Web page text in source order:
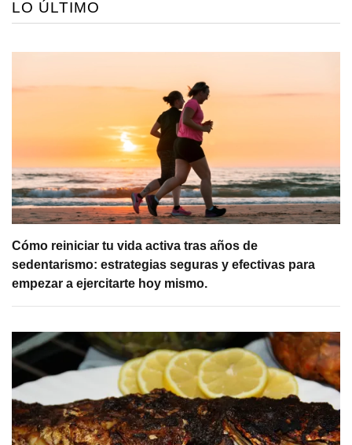
LO ÚLTIMO
Cómo reiniciar tu vida activa tras años de
sedentarismo: estrategias seguras y efectivas para
empezar a ejercitarte hoy mismo.